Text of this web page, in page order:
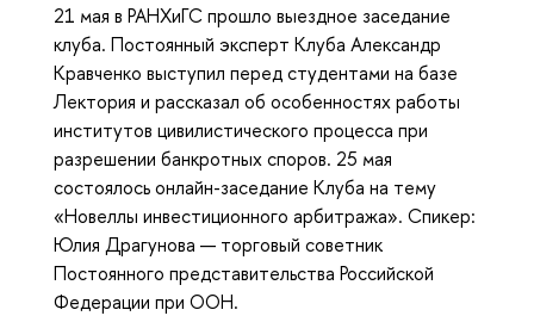
21 мая в РАНХиГС прошло выездное заседание
клуба. Постоянный эксперт Клуба Александр
Кравченко выступил перед студентами на базе
Лектория и рассказал об особенностях работы
институтов цивилистического процесса при
разрешении банкротных споров. 25 мая
состоялось онлайн-заседание Клуба на тему
«Новеллы инвестиционного арбитража». Спикер:
Юлия Драгунова — торговый советник
Постоянного представительства Российской
Федерации при ООН.